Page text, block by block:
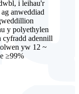
i leihau'r
anweddiad
y polyethylen
adennill
yw 12 ~
≥99%